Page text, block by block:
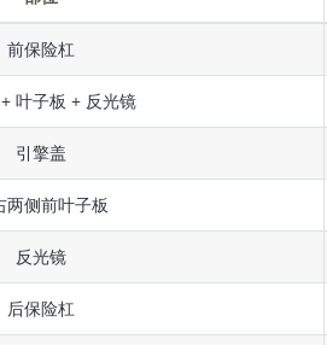
前保险杠
叶子板 + 反光镜
引擎盖
两侧前叶子板
反光镜
后保险杠